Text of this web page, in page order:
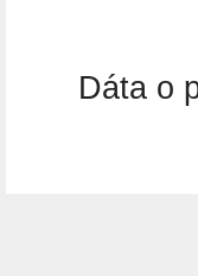
Dáta o